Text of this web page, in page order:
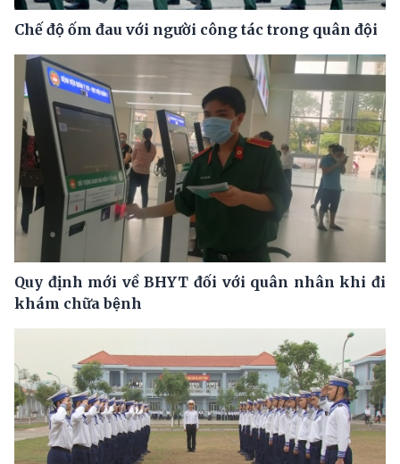
Chế độ ốm đau với người công tác trong quân đội
Quy định mới về BHYT đối với quân nhân khi đi
khám chữa bệnh